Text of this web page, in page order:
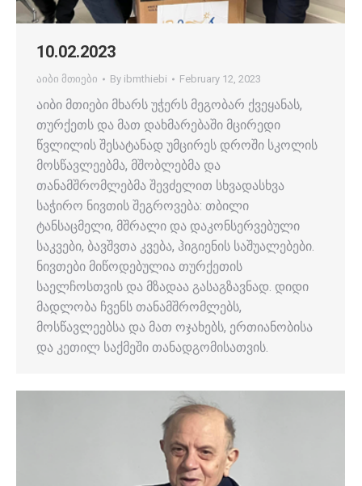
10.02.2023
აიბი მთიები By ibmthiebi February 12, 2023
აიბი მთიები მხარს უჭერს მეგობარ ქვეყანას,
თურქეთს და მათ დახმარებაში მცირედი
წვლილის შესატანად უმცირეს დროში სკოლის
მოსწავლეებმა, მშობლებმა და
თანამშრომლებმა შევძელით სხვადასხვა
საჭირო ნივთის შეგროვება: თბილი
ტანსაცმელი, მშრალი და დაკონსერვებული
საკვები, ბავშვთა კვება, ჰიგიენის საშუალებები.
ნივთები მიწოდებულია თურქეთის
საელჩოსთვის და მზადაა გასაგზავნად. დიდი
მადლობა ჩვენს თანამშრომლებს,
მოსწავლეებსა და მათ ოჯახებს, ერთიანობისა
და კეთილ საქმეში თანადგომისათვის.